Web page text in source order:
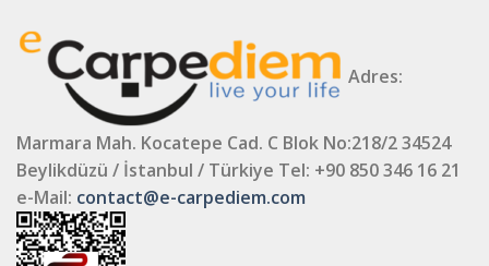
Adres:
Marmara Mah. Kocatepe Cad. C Blok No:218/2 34524
Beylikdüzü / İstanbul / Türkiye Tel: +90 850 346 16 21
e-Mail: contact@e-carpediem.com